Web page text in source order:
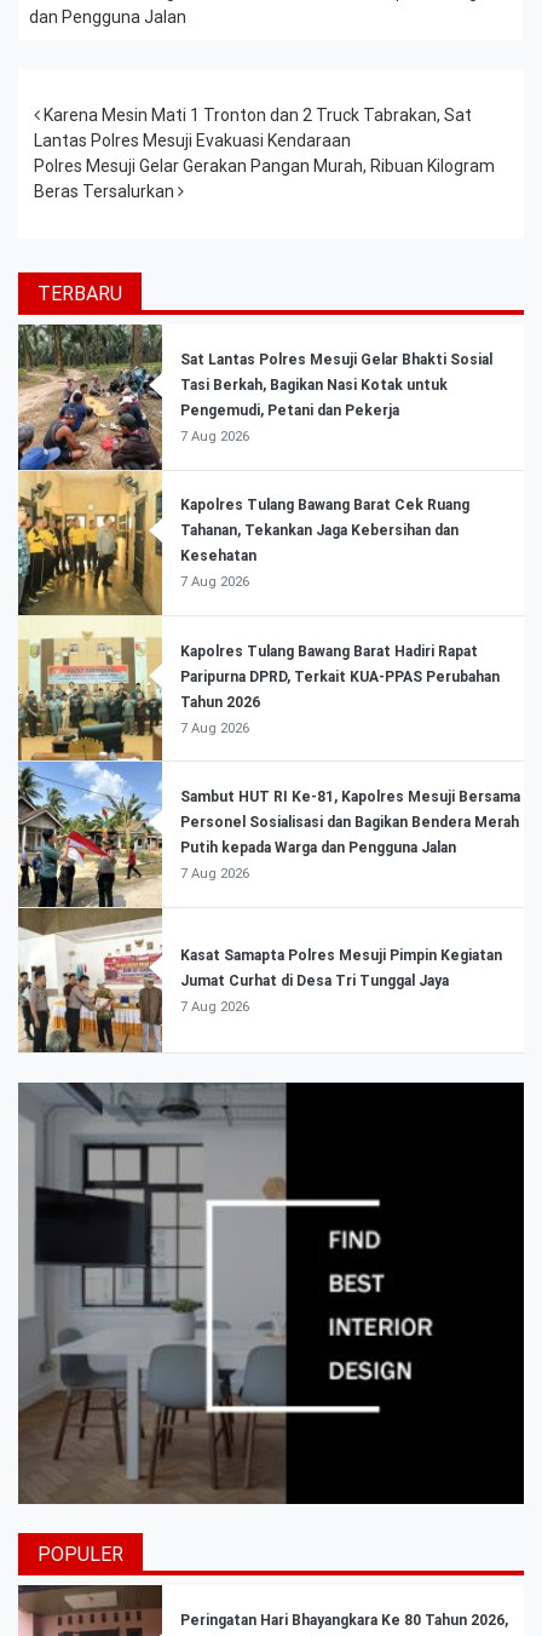
dan Pengguna Jalan
Post navigation
Karena Mesin Mati 1 Tronton dan 2 Truck Tabrakan, Sat
Lantas Polres Mesuji Evakuasi Kendaraan
Polres Mesuji Gelar Gerakan Pangan Murah, Ribuan Kilogram
Beras Tersalurkan
TERBARU
Sat Lantas Polres Mesuji Gelar Bhakti Sosial
Tasi Berkah, Bagikan Nasi Kotak untuk
Pengemudi, Petani dan Pekerja
7 Aug 2026
Kapolres Tulang Bawang Barat Cek Ruang
Tahanan, Tekankan Jaga Kebersihan dan
Kesehatan
7 Aug 2026
Kapolres Tulang Bawang Barat Hadiri Rapat
Paripurna DPRD, Terkait KUA-PPAS Perubahan
Tahun 2026
7 Aug 2026
Sambut HUT RI Ke-81, Kapolres Mesuji Bersama
Personel Sosialisasi dan Bagikan Bendera Merah
Putih kepada Warga dan Pengguna Jalan
7 Aug 2026
Kasat Samapta Polres Mesuji Pimpin Kegiatan
Jumat Curhat di Desa Tri Tunggal Jaya
7 Aug 2026
POPULER
Peringatan Hari Bhayangkara Ke 80 Tahun 2026,